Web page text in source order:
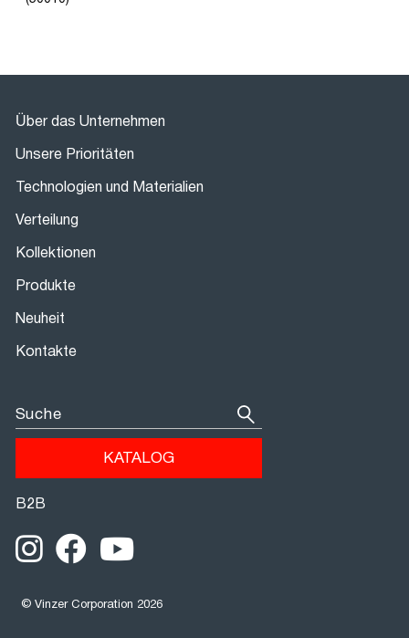
Über das Unternehmen
Unsere Prioritäten
Technologien und Materialien
Verteilung
Kollektionen
Produkte
Neuheit
Kontakte
Suche
KATALOG
В2В
© Vinzer Corporation 2026